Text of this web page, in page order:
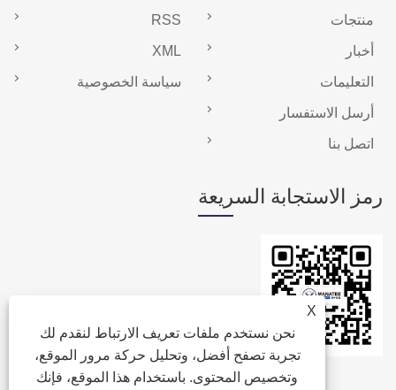
X
نحن نستخدم ملفات تعريف الارتباط لنقدم لك
تجربة تصفح أفضل، وتحليل حركة مرور الموقع،
وتخصيص المحتوى. باستخدام هذا الموقع، فإنك
منتجات
أخبار
التعليمات
أرسل الاستفسار
اتصل بنا
RSS
XML
سياسة الخصوصية
رمز الاستجابة السريعة